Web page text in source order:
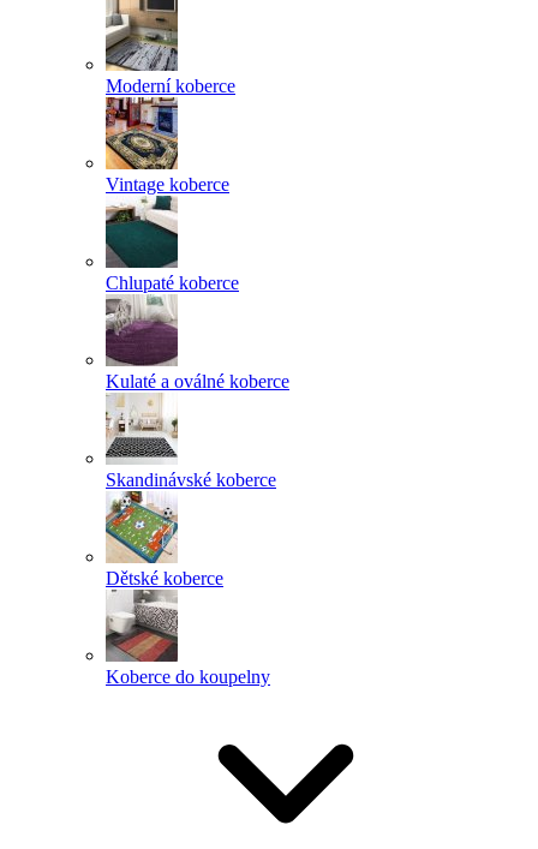
Moderní koberce
Vintage koberce
Chlupaté koberce
Kulaté a oválné koberce
Skandinávské koberce
Dětské koberce
Koberce do koupelny